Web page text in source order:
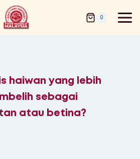
0
haiwan yang lebih
sebagai
atau betina?